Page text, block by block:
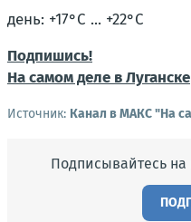
день: +17°С ... +22°С
Подпишись!
На самом деле в Луганске
Источник: Канал в МАКС "На
Подписывайтесь на